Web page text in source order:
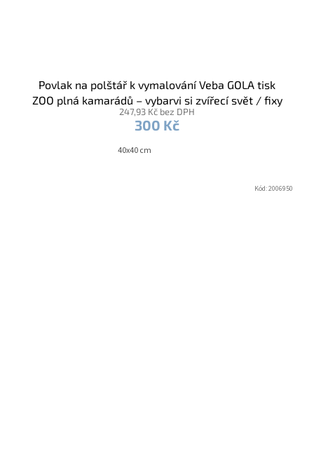
Povlak na polštář k vymalování Veba GOLA tisk
ZOO plná kamarádů – vybarvi si zvířecí svět / fixy
247,93 Kč bez DPH
300 Kč
40x40 cm
Kód:2006950